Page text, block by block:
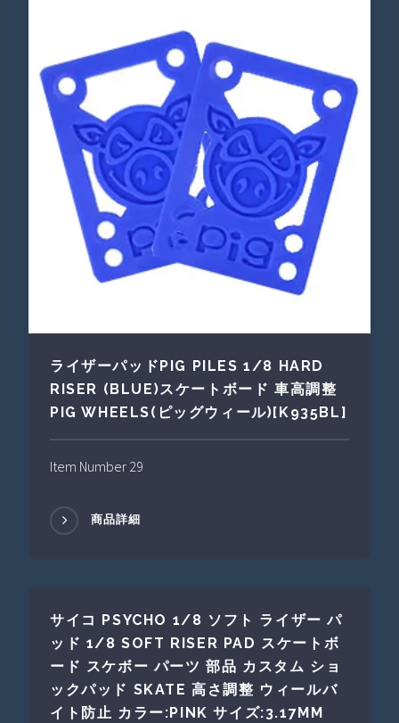
ライザーパッドPIG PILES 1/8 HARD
RISER (BLUE)スケートボード 車高調整
PIG WHEELS(ピッグウィール)[K935BL]
Item Number 29
商品詳細
サイコ PSYCHO 1/8 ソフト ライザー パ
ッド 1/8 SOFT RISER PAD スケートボ
ード スケボー パーツ 部品 カスタム ショ
ックパッド SKATE 高さ調整 ウィールバ
イト防止 カラー:PINK サイズ:3.17MM